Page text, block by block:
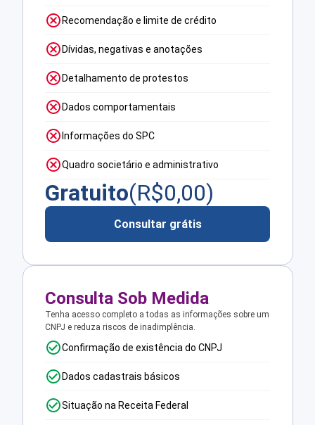
Recomendação e limite de crédito
Dívidas, negativas e anotações
Detalhamento de protestos
Dados comportamentais
Informações do SPC
Quadro societário e administrativo
Gratuito(R$0,00)
Consultar grátis
Consulta Sob Medida
Tenha acesso completo a todas as informações sobre um
CNPJ e reduza riscos de inadimplência.
Confirmação de existência do CNPJ
Dados cadastrais básicos
Situação na Receita Federal